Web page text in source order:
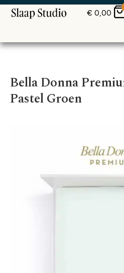
€ 0,00
Bella Donna
Pastel Groen